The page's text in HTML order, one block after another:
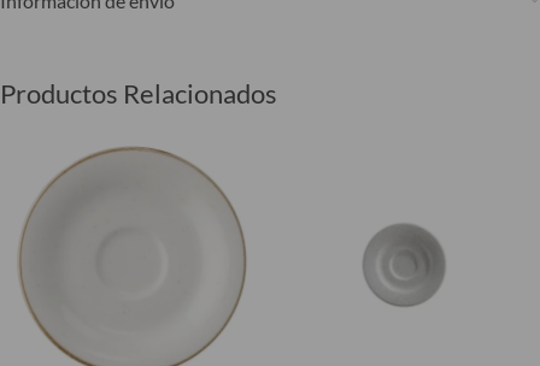
Productos Relacionados